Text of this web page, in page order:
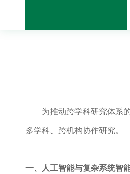
为推动跨学科研究体系
多学科、跨机构协作研究。
一、人工智能与复杂系统智